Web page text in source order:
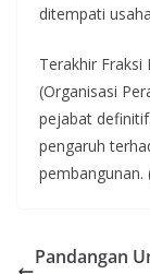
ditempati
Terakhir
(Organisasi
pejabat
pengaruh
pembangunan.
Pandangan